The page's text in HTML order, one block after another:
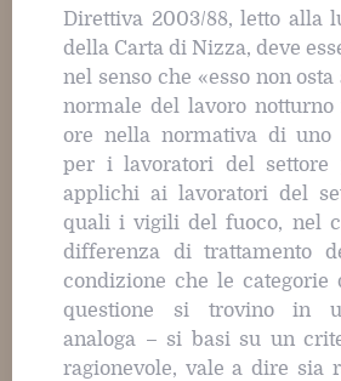
Direttiva 2003/88, letto alla
della Carta di Nizza, deve
nel senso che «esso non
normale del lavoro notturno
ore nella normativa di uno
per i lavoratori del settore
applichi ai lavoratori del
quali i vigili del fuoco, nel
differenza di trattamento
condizione che le
questione si trovino in
analoga – si basi su un
ragionevole, vale a dire sia